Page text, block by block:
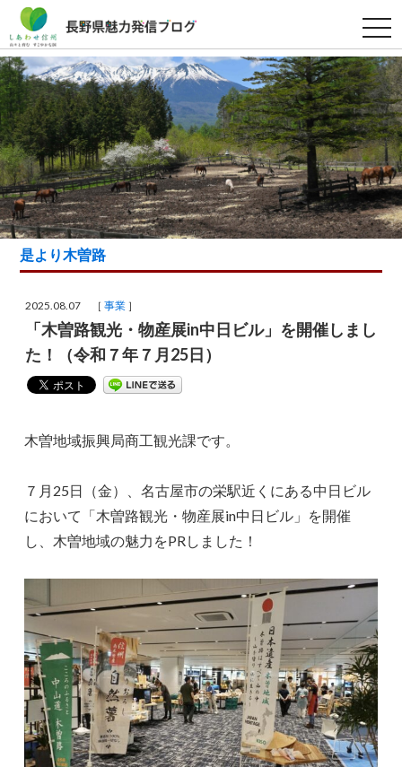
t
o
g
g
l
e
n
a
v
i
g
a
t
i
o
n
是より木曽路
2025.08.07 ［事業 ］
「木曽路観光・物産展in中日ビル」を開催しまし
た！（令和７年７月25日）
木曽地域振興局商工観光課です。
７月25日（金）、名古屋市の栄駅近くにある中日ビル
において「木曽路観光・物産展in中日ビル」を開催
し、木曽地域の魅力をPRしました！